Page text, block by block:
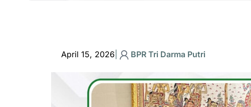
April 15, 2026 BPR Tri Darma Putri